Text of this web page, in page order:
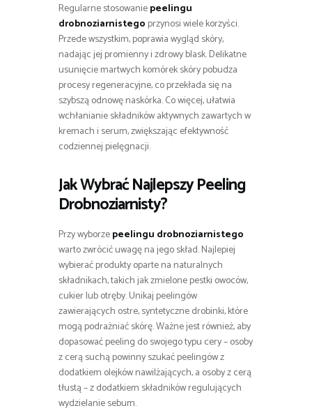
Regularne stosowaniepeelingu
drobnoziarnistego przynosi wiele korzyści.
Przede wszystkim, poprawia wygląd skóry,
nadając jej promienny i zdrowy blask. Delikatne
usunięcie martwych komórek skóry pobudza
procesy regeneracyjne, co przekłada się na
szybszą odnowę naskórka. Co więcej, ułatwia
wchłanianie składników aktywnych zawartych w
kremach i serum, zwiększając efektywność
codziennej pielęgnacji.
Jak Wybrać Najlepszy Peeling
Drobnoziarnisty?
Przy wyborzepeelingu drobnoziarnistego
warto zwrócić uwagę na jego skład. Najlepiej
wybierać produkty oparte na naturalnych
składnikach, takich jak zmielone pestki owoców,
cukier lub otręby. Unikaj peelingów
zawierających ostre, syntetyczne drobinki, które
mogą podrażniać skórę. Ważne jest również, aby
dopasować peeling do swojego typu cery – osoby
z cerą suchą powinny szukać peelingów z
dodatkiem olejków nawilżających, a osoby z cerą
tłustą – z dodatkiem składników regulujących
wydzielanie sebum.